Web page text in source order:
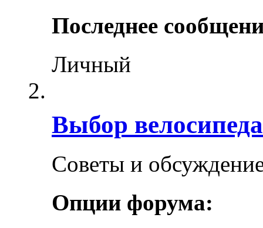
Последнее
Личный
Выбор велосипеда
Советы и
Опции форума: